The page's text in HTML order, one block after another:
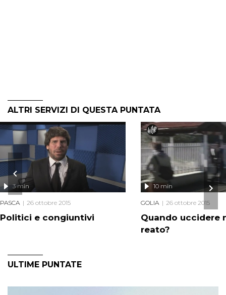
ALTRI SERVIZI DI QUESTA PUNTATA
Politici e congiuntivi
3 min
PASCA 26 ottobre 2015
Quando uccidere
reato?
10 min
GOLIA 26 ottobre 2015
ULTIME PUNTATE